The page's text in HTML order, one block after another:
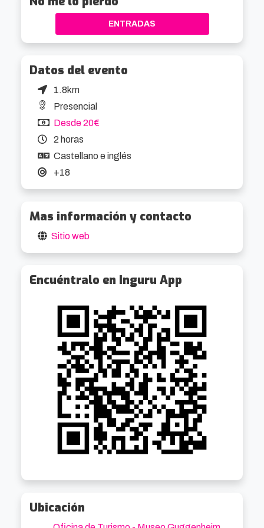
en el punto de partida.
Tipos de kayaks
Durante el proceso de reserva podréis indicar
vuestra preferencia, aunque dependerá de la
disponibilidad de embarcaciones el día de la
actividad.
ENTRADAS
Datos del evento
1.8km
Presencial
Desde 20€
2 horas
Castellano e inglés
+18
Mas información y contacto
Sitio web
Encuéntralo en Inguru App
Ubicación